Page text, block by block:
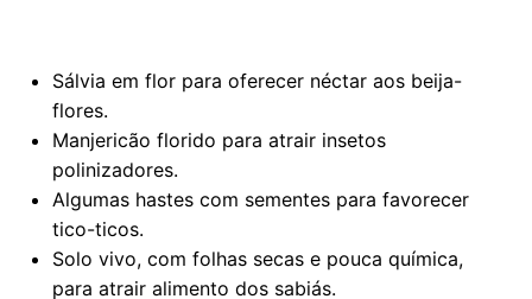
Sálvia em flor para oferecer néctar aos beija-
flores.
Manjericão florido para atrair insetos
polinizadores.
Algumas hastes com sementes para favorecer
tico-ticos.
Solo vivo, com folhas secas e pouca química,
para atrair alimento dos sabiás.